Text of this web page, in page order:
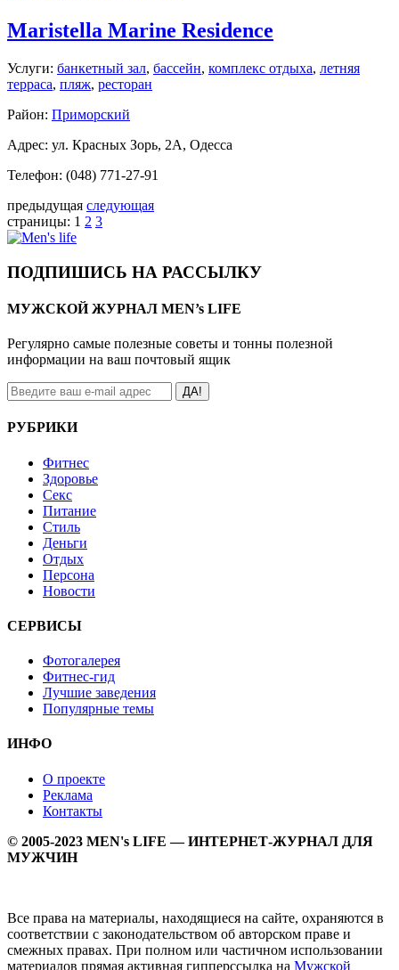
Maristella Marine Residence
Услуги: банкетный зал, бассейн, комплекс отдыха, летняя
терраса, пляж, ресторан
Район: Приморский
Адрес: ул. Красных Зорь, 2А, Одесса
Телефон: (048) 771-27-91
предыдущая следующая
страницы: 1 2 3
ПОДПИШИСЬ НА РАССЫЛКУ
МУЖСКОЙ ЖУРНАЛ MEN’s LIFE
Регулярно самые полезные советы и тонны полезной
информации на ваш почтовый ящик
ДА!
РУБРИКИ
Фитнес
Здоровье
Секс
Питание
Стиль
Деньги
Отдых
Персона
Новости
СЕРВИСЫ
Фотогалерея
Фитнес-гид
Лучшие заведения
Популярные темы
ИНФО
О проекте
Реклама
Контакты
© 2005-2023 MEN's LIFE — ИНТЕРНЕТ-ЖУРНАЛ ДЛЯ
МУЖЧИН
Все права на материалы, находящиеся на сайте, охраняются в
соответствии с законодательством об авторском праве и
смежных правах. При полном или частичном использовании
материалов прямая активная гипперссылка на Мужской